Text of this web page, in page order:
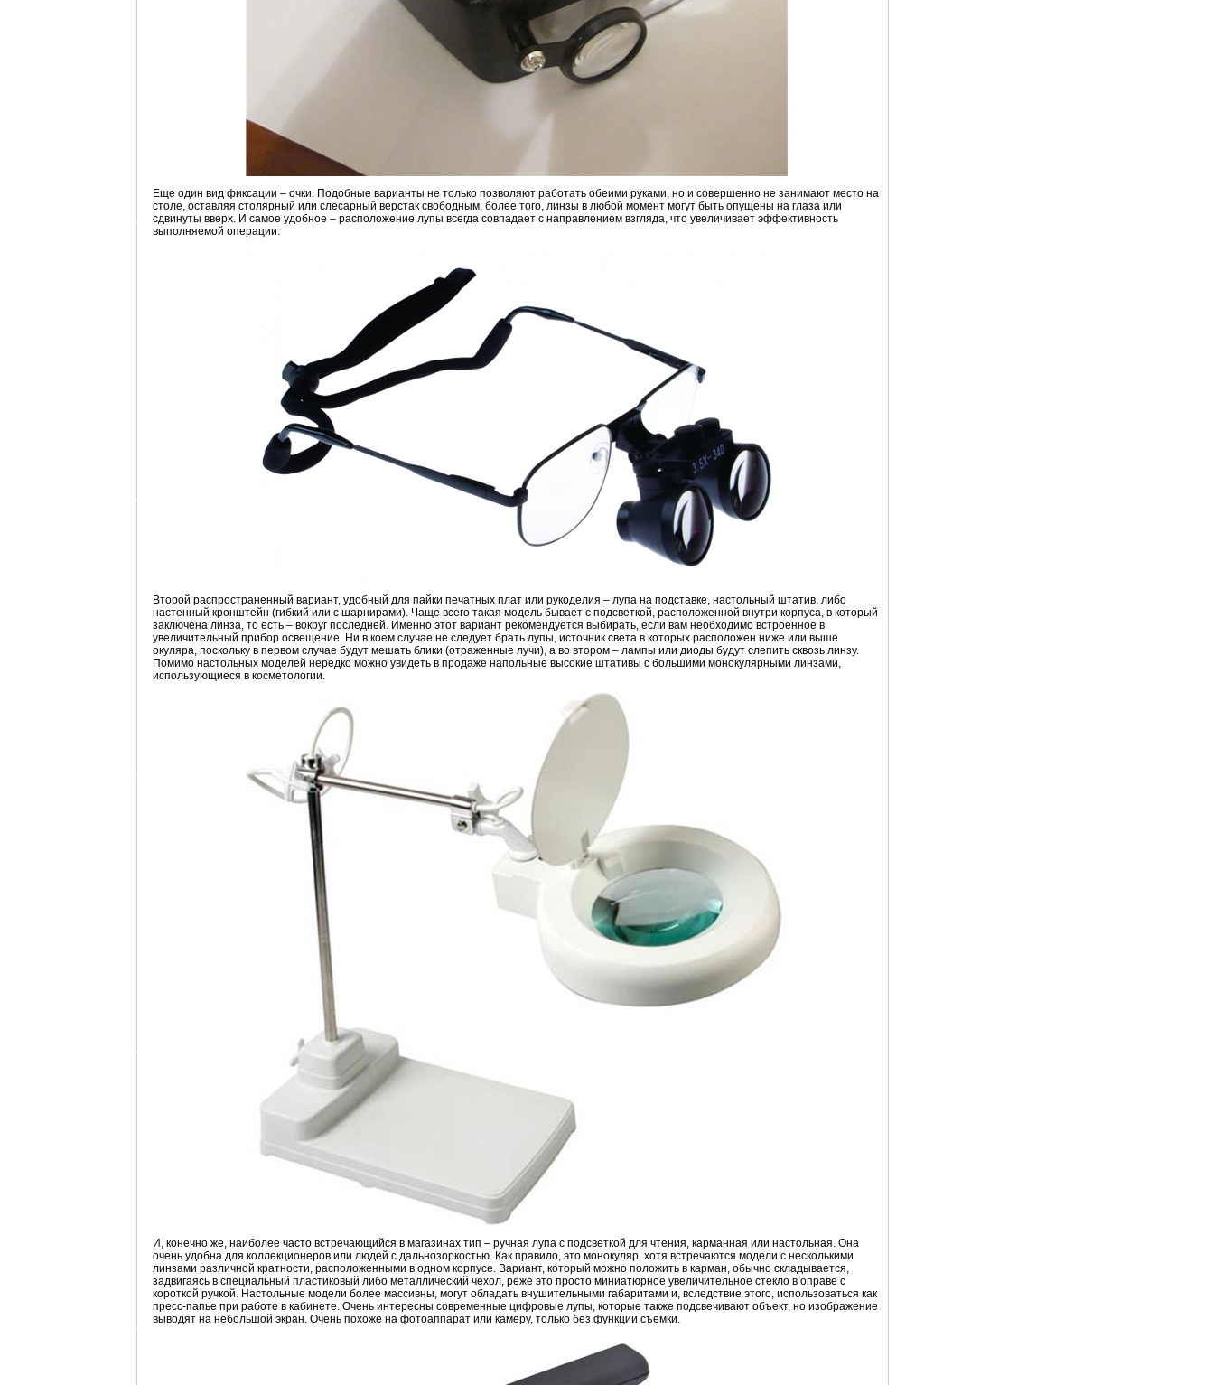
Еще один вид фиксации – очки. Подобные варианты не только позволяют работать обеими руками, но и совершенно не занимают место на
столе, оставляя столярный или слесарный верстак свободным, более того, линзы в любой момент могут быть опущены на глаза или
сдвинуты вверх. И самое удобное – расположение лупы всегда совпадает с направлением взгляда, что увеличивает эффективность
выполняемой операции.
Второй распространенный вариант, удобный для пайки печатных плат или рукоделия – лупа на подставке, настольный штатив, либо
настенный кронштейн (гибкий или с шарнирами). Чаще всего такая модель бывает с подсветкой, расположенной внутри корпуса, в который
заключена линза, то есть – вокруг последней. Именно этот вариант рекомендуется выбирать, если вам необходимо встроенное в
увеличительный прибор освещение. Ни в коем случае не следует брать лупы, источник света в которых расположен ниже или выше
окуляра, поскольку в первом случае будут мешать блики (отраженные лучи), а во втором – лампы или диоды будут слепить сквозь линзу.
Помимо настольных моделей нередко можно увидеть в продаже напольные высокие штативы с большими монокулярными линзами,
использующиеся в косметологии.
И, конечно же, наиболее часто встречающийся в магазинах тип – ручная лупа с подсветкой для чтения, карманная или настольная. Она
очень удобна для коллекционеров или людей с дальнозоркостью. Как правило, это монокуляр, хотя встречаются модели с несколькими
линзами различной кратности, расположенными в одном корпусе. Вариант, который можно положить в карман, обычно складывается,
задвигаясь в специальный пластиковый либо металлический чехол, реже это просто миниатюрное увеличительное стекло в оправе с
короткой ручкой. Настольные модели более массивны, могут обладать внушительными габаритами и, вследствие этого, использоваться как
пресс-папье при работе в кабинете. Очень интересны современные цифровые лупы, которые также подсвечивают объект, но изображение
выводят на небольшой экран. Очень похоже на фотоаппарат или камеру, только без функции съемки.